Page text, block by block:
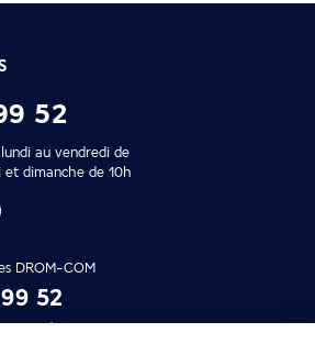
52
au vendredi de
et dimanche de 10h
DROM-COM
52